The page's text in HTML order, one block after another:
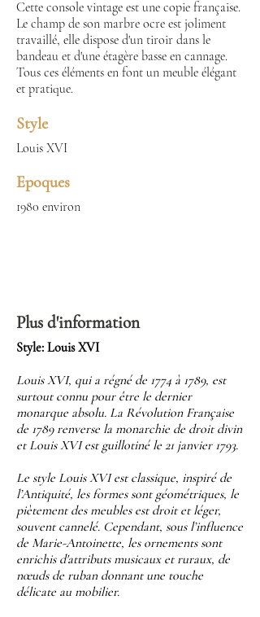
Cette console vintage est une copie française.
Le champ de son marbre ocre est joliment
travaillé, elle dispose d'un tiroir dans le
bandeau et d'une étagère basse en cannage.
Tous ces éléments en font un meuble élégant
et pratique.
Style
Louis XVI
Epoques
1980 environ
Plus d'information
Style: Louis XVI
Louis XVI, qui a régné de 1774 à 1789, est
surtout connu pour être le dernier
monarque absolu. La Révolution Française
de 1789 renverse la monarchie de droit divin
et Louis XVI est guillotiné le 21 janvier 1793.
Le style Louis XVI est classique, inspiré de
l’Antiquité, les formes sont géométriques, le
piètement des meubles est droit et léger,
souvent cannelé. Cependant, sous l’influence
de Marie-Antoinette, les ornements sont
enrichis d'attributs musicaux et ruraux, de
nœuds de ruban donnant une touche
délicate au mobilier.